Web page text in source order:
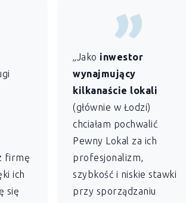
firmę
ich
się
„Jako inwestor
wynajmujący
kilkanaście lokali
(głównie w Łodzi)
chciałam pochwalić
Pewny Lokal za ich
profesjonalizm,
szybkość i niskie stawki
przy sporządzaniu